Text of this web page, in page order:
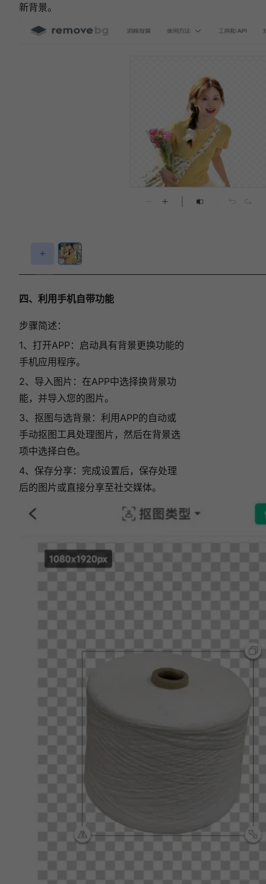
新背景。
四、利用手机自带功能
步骤简述：
1、打开APP：启动具有背景更换功能的
手机应用程序。
2、导入图片：在APP中选择换背景功
能，并导入您的图片。
3、抠图与选背景：利用APP的自动或
手动抠图工具处理图片，然后在背景选
项中选择白色。
4、保存分享：完成设置后，保存处理
后的图片或直接分享至社交媒体。